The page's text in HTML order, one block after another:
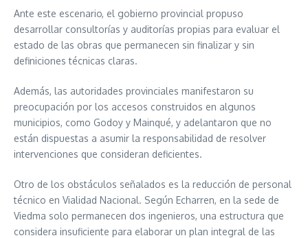
Ante este escenario, el gobierno provincial propuso
desarrollar consultorías y auditorías propias para evaluar el
estado de las obras que permanecen sin finalizar y sin
definiciones técnicas claras.
Además, las autoridades provinciales manifestaron su
preocupación por los accesos construidos en algunos
municipios, como Godoy y Mainqué, y adelantaron que no
están dispuestas a asumir la responsabilidad de resolver
intervenciones que consideran deficientes.
Otro de los obstáculos señalados es la reducción de personal
técnico en Vialidad Nacional. Según Echarren, en la sede de
Viedma solo permanecen dos ingenieros, una estructura que
considera insuficiente para elaborar un plan integral de las